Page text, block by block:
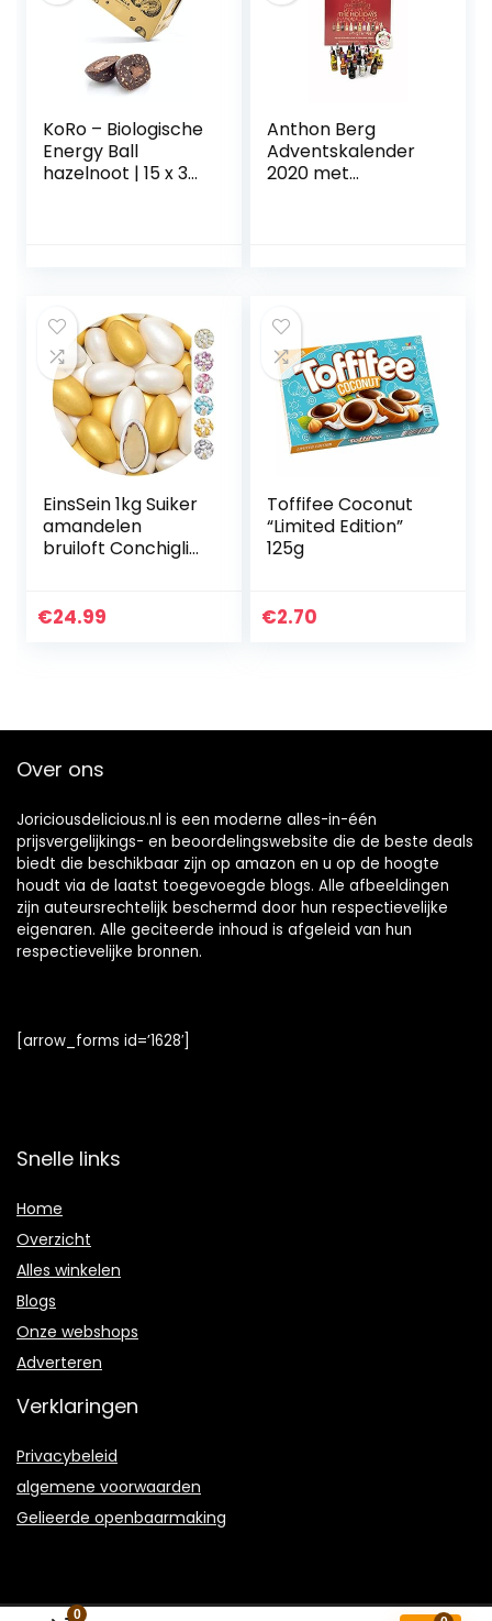
0
KoRo – Biologische
Energy Ball
hazelnoot | 15 x 30
Anthon Berg
Adventskalender
2020 met
EinsSein 1kg Suiker
amandelen
bruiloft Conchiglia
suikerbonen wit
suikerlaagje
communie candy
€24.99
Toffifee Coconut
“Limited Edition”
125g
€2.70
Over ons
Joriciousdelicious.nl is een moderne alles-in-één
prijsvergelijkings- en beoordelingswebsite die de beste deals
biedt die beschikbaar zijn op amazon en u op de hoogte
houdt via de laatst toegevoegde blogs. Alle afbeeldingen
zijn auteursrechtelijk beschermd door hun respectievelijke
eigenaren. Alle geciteerde inhoud is afgeleid van hun
respectievelijke bronnen.
[arrow_forms id=’1628′]
Snelle links
Home
Overzicht
Alles winkelen
Blogs
Onze webshops
Adverteren
Verklaringen
Privacybeleid
algemene voorwaarden
Gelieerde openbaarmaking